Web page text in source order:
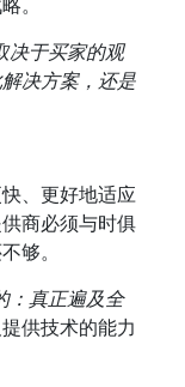
决于买家的观
决方案，还是
、更好地适应
商必须与时俱
够。
：真正遍及全
供技术的能力